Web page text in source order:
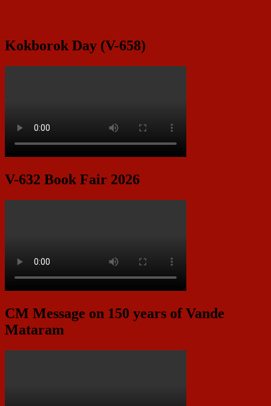
Kokborok Day (V-658)
V-632 Book Fair 2026
CM Message on 150 years of Vande
Mataram